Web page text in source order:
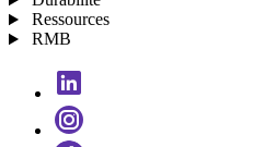
Ressources
RMB